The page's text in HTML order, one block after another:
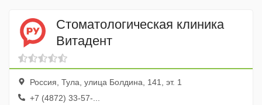
Стоматологическая клиника
Витадент
Россия, Тула, улица Болдина, 141, эт. 1
+7 (4872) 33-57-...